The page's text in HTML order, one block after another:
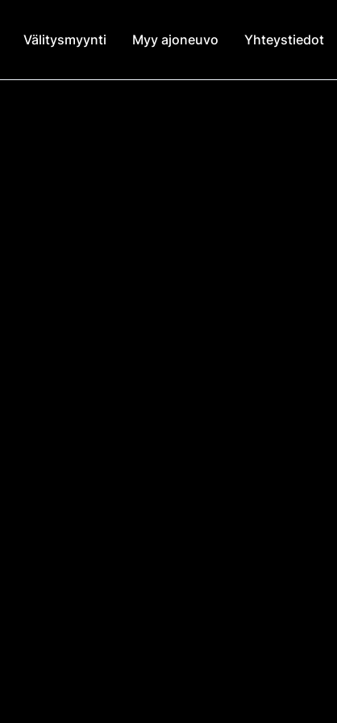
Välitysmyynti Myy ajoneuvo Yhteystiedot